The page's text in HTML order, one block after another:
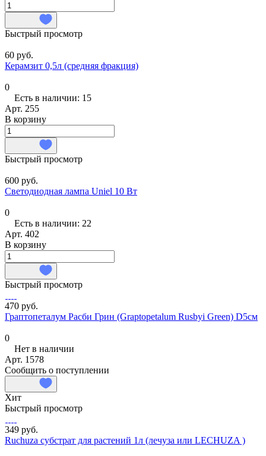
Быстрый просмотр
60 руб.
Керамзит 0,5л (средняя фракция)
0
Есть в наличии: 15
Арт. 255
В корзину
Быстрый просмотр
600 руб.
Светодиодная лампа Uniel 10 Вт
0
Есть в наличии: 22
Арт. 402
В корзину
Быстрый просмотр
470 руб.
Граптопеталум Расби Грин (Graptopetalum Rusbyi Green) D5см
0
Нет в наличии
Арт. 1578
Сообщить о поступлении
Хит
Быстрый просмотр
349 руб.
Ruchuza субстрат для растений 1л (лечуза или LECHUZA )